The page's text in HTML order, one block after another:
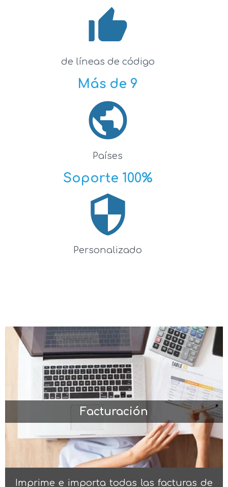
thumb_up_alt
de líneas de código
Más de 9
public
Países
Soporte 100%
security
Personalizado
Facturación
Imprime e importa todas las facturas de